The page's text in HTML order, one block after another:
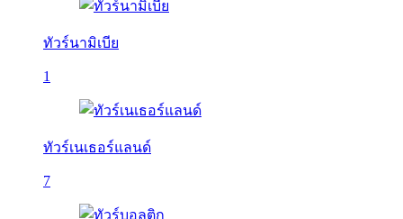
ทัวร์นามิเบีย
1
ทัวร์เนเธอร์แลนด์
7